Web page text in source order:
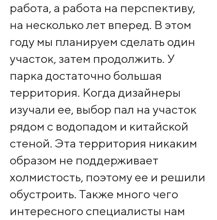
работа, а работа на перспективу,
на несколько лет вперед. В этом
году мы планируем сделать один
участок, затем продолжить. У
парка достаточно большая
территория. Когда дизайнеры
изучали ее, выбор пал на участок
рядом с водопадом и китайской
стеной. Эта территория никаким
образом не поддерживает
холмистость, поэтому ее и решили
обустроить. Также много чего
интересного специалисты нам